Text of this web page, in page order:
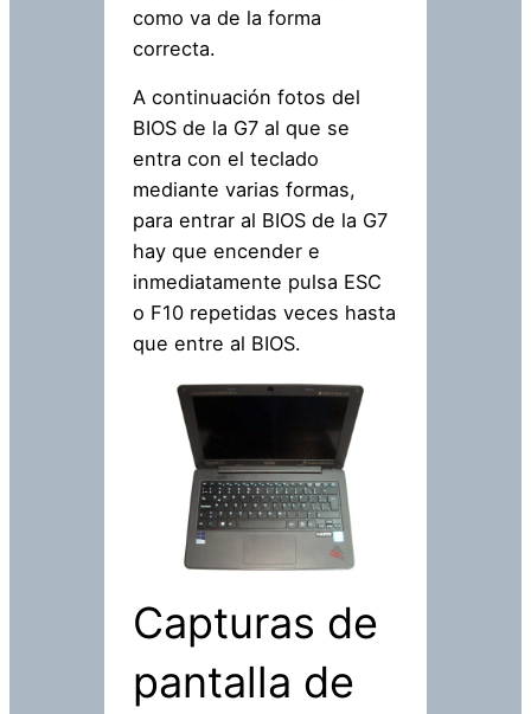
como va de la forma
correcta.
A continuación fotos del
BIOS de la G7 al que se
entra con el teclado
mediante varias formas,
para entrar al BIOS de la G7
hay que encender e
inmediatamente pulsa ESC
o F10 repetidas veces hasta
que entre al BIOS.
Capturas de
pantalla de